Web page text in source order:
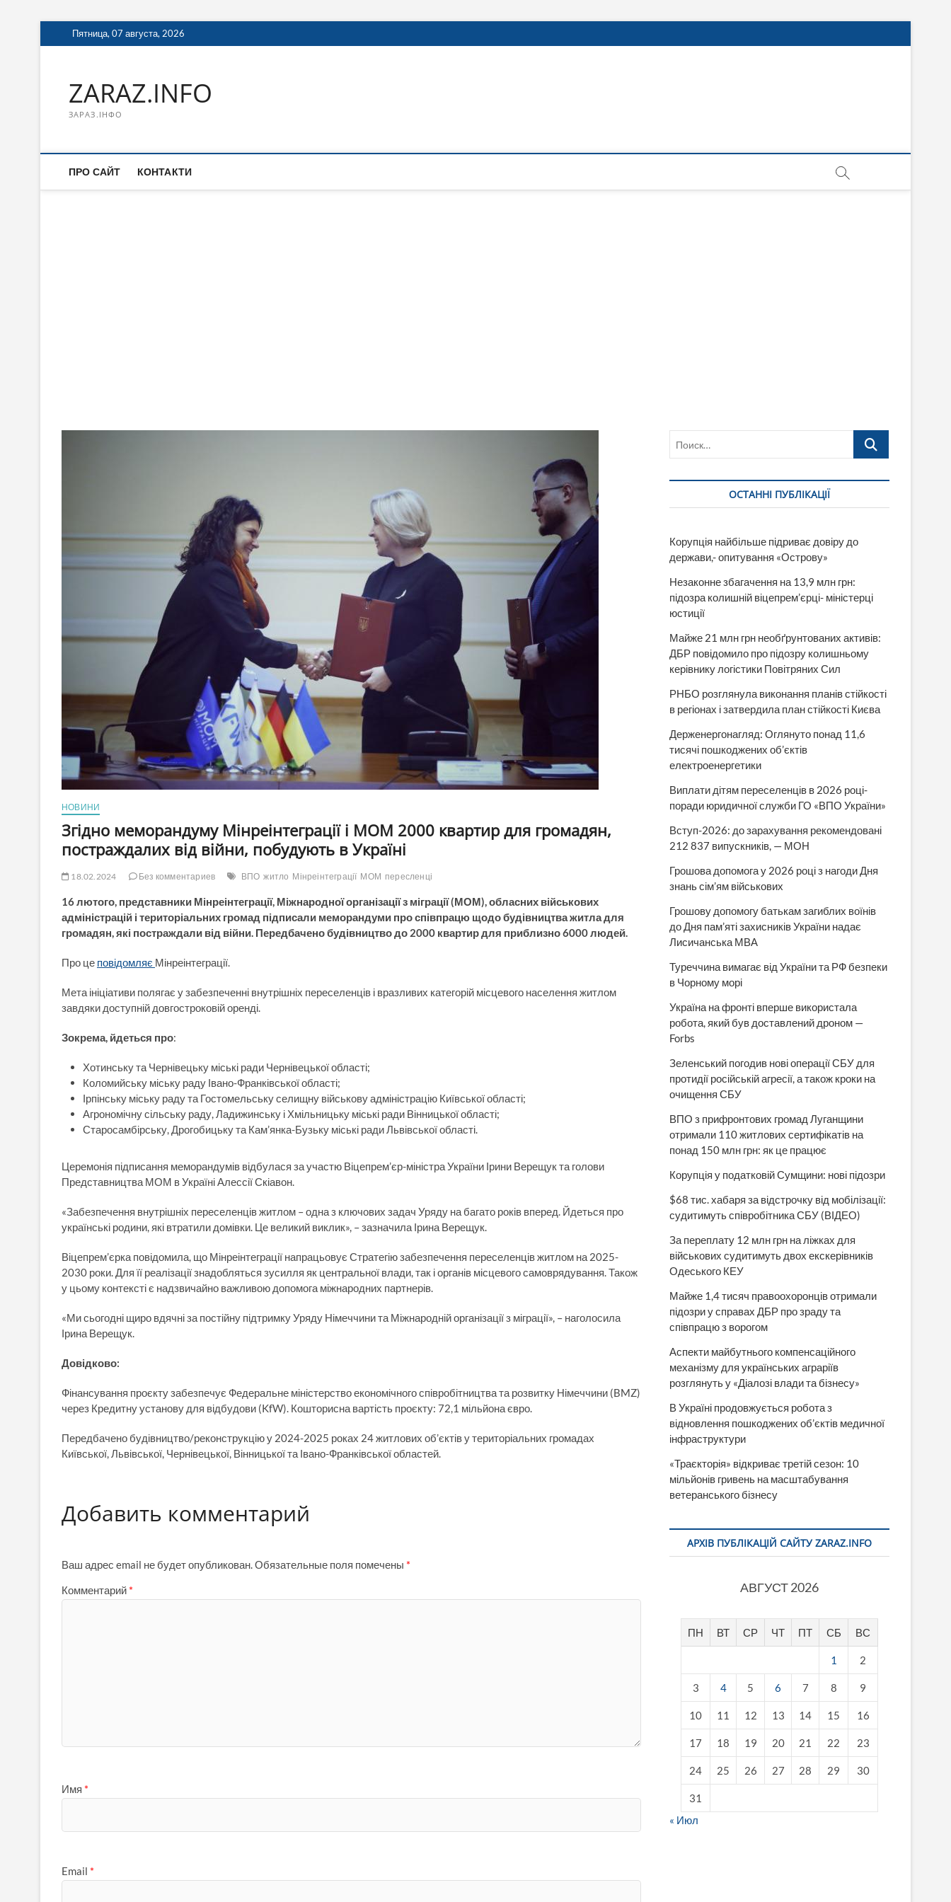
Перейти
к
Пятница, 07 августа, 2026
ZARAZ.INFO
ЗАРАЗ.ІНФО
ПРО САЙТ КОНТАКТИ
НОВИНИ
Згідно меморандуму Мінреінтеграції і МОМ 2000 квартир для громадян,
постраждалих від війни, побудують в Україні
18.02.2024 Без комментариев ВПО житло Мінреінтеграції МОМ пересленці
16 лютого, представники Мінреінтеграції, Міжнародної організації з міграції (МОМ), обласних військових
адміністрацій і територіальних громад підписали меморандуми про співпрацю щодо будівництва житла для
громадян, які постраждали від війни. Передбачено будівництво до 2000 квартир для приблизно 6000 людей.
Про це повідомляє Мінреінтеграції.
Мета ініціативи полягає у забезпеченні внутрішніх переселенців і вразливих категорій місцевого населення житлом
завдяки доступній довгостроковій оренді.
Зокрема, йдеться про:
Хотинську та Чернівецьку міські ради Чернівецької області;
Коломийську міську раду Івано-Франківської області;
Ірпінську міську раду та Гостомельську селищну військову адміністрацію Київської області;
Агрономічну сільську раду, Ладижинську і Хмільницьку міські ради Вінницької області;
Старосамбірську, Дрогобицьку та Кам’янка-Бузьку міські ради Львівської області.
Церемонія підписання меморандумів відбулася за участю Віцепрем’єр-міністра України Ірини Верещук та голови
Представництва МОМ в Україні Алессії Скіавон.
«Забезпечення внутрішніх переселенців житлом – одна з ключових задач Уряду на багато років вперед. Йдеться про
українські родини, які втратили домівки. Це великий виклик», – зазначила Ірина Верещук.
Віцепрем’єрка повідомила, що Мінреінтеграції напрацьовує Стратегію забезпечення переселенців житлом на 2025-
2030 роки. Для її реалізації знадобляться зусилля як центральної влади, так і органів місцевого самоврядування. Також
у цьому контексті є надзвичайно важливою допомога міжнародних партнерів.
«Ми сьогодні щиро вдячні за постійну підтримку Уряду Німеччини та Міжнародній організації з міграції», – наголосила
Ірина Верещук.
Довідково:
Фінансування проєкту забезпечує Федеральне міністерство економічного співробітництва та розвитку Німеччини (BMZ)
через Кредитну установу для відбудови (KfW). Кошторисна вартість проєкту: 72,1 мільйона євро.
Передбачено будівництво/реконструкцію у 2024-2025 роках 24 житлових об’єктів у територіальних громадах
Київської, Львівської, Чернівецької, Вінницької та Івано-Франківської областей.
Добавить комментарий
Ваш адрес email не будет опубликован.Обязательные поля помечены *
Комментарий *
Имя *
Email *
Поиск…
ОСТАННІ ПУБЛІКАЦІЇ
Корупція найбільше підриває довіру до
держави,- опитування «Острову»
Незаконне збагачення на 13,9 млн грн:
підозра колишній віцепрем’єрці- міністерці
юстиції
Майже 21 млн грн необґрунтованих активів:
ДБР повідомило про підозру колишньому
керівнику логістики Повітряних Сил
РНБО розглянула виконання планів стійкості
в регіонах і затвердила план стійкості Києва
Держенергонагляд: Оглянуто понад 11,6
тисячі пошкоджених об’єктів
електроенергетики
Виплати дітям переселенців в 2026 році-
поради юридичної служби ГО «ВПО України»
Вступ-2026: до зарахування рекомендовані
212 837 випускників, — МОН
Грошова допомога у 2026 році з нагоди Дня
знань сім’ям військових
Грошову допомогу батькам загиблих воїнів
до Дня пам’яті захисників України надає
Лисичанська МВА
Туреччина вимагає від України та РФ безпеки
в Чорному морі
Україна на фронті вперше використала
робота, який був доставлений дроном —
Forbs
Зеленський погодив нові операції СБУ для
протидії російській агресії, а також кроки на
очищення СБУ
ВПО з прифронтових громад Луганщини
отримали 110 житлових сертифікатів на
понад 150 млн грн: як це працює
Корупція у податковій Сумщини: нові підозри
$68 тис. хабаря за відстрочку від мобілізації:
судитимуть співробітника СБУ (ВІДЕО)
За переплату 12 млн грн на ліжках для
військових судитимуть двох екскерівників
Одеського КЕУ
Майже 1,4 тисяч правоохоронців отримали
підозри у справах ДБР про зраду та
співпрацю з ворогом
Аспекти майбутнього компенсаційного
механізму для українських аграріїв
розглянуть у «Діалозі влади та бізнесу»
В Україні продовжується робота з
відновлення пошкоджених об’єктів медичної
інфраструктури
«Траєкторія» відкриває третій сезон: 10
мільйонів гривень на масштабування
ветеранського бізнесу
АРХІВ ПУБЛІКАЦІЙ САЙТУ ZARAZ.INFO
АВГУСТ 2026
ПН ВТ СР ЧТ ПТ СБ ВС
1 2
3 4 5 6 7 8 9
10 11 12 13 14 15 16
17 18 19 20 21 22 23
24 25 26 27 28 29 30
31
« Июл